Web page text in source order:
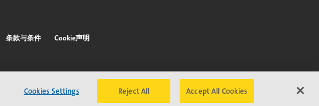
条款与条件
Cookie声明
Cookies Settings Reject All Accept All Cookies